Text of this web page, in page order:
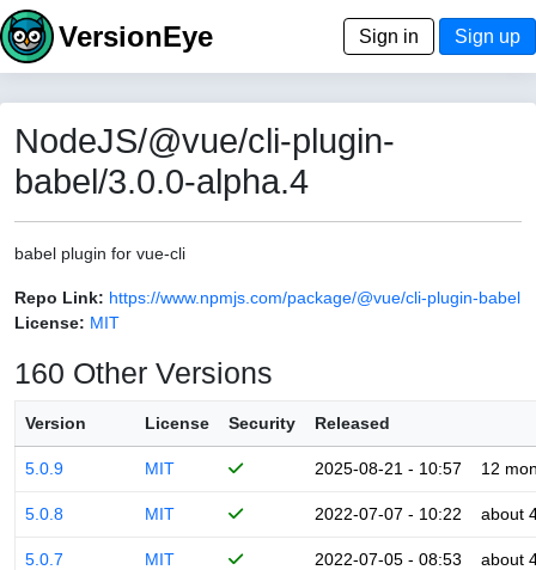
VersionEye Sign in Sign up
NodeJS/@vue/cli-plugin-
babel/3.0.0-alpha.4
babel plugin for vue-cli
Repo Link: https://www.npmjs.com/package/@vue/cli-plugin-babel
License: MIT
160 Other Versions
Version License Security Released
5.0.9 MIT 2025-08-21 - 10:57 12
5.0.8 MIT 2022-07-07 - 10:22 about
5.0.7 MIT 2022-07-05 - 08:53 about